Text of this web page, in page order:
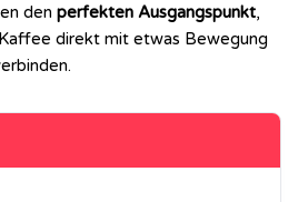
den perfekten Ausgangspunkt,
direkt mit etwas Bewegung